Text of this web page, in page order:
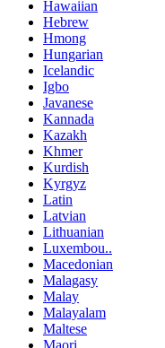
Hawaiian
Hebrew
Hmong
Hungarian
Icelandic
Igbo
Javanese
Kannada
Kazakh
Khmer
Kurdish
Kyrgyz
Latin
Latvian
Lithuanian
Luxembou..
Macedonian
Malagasy
Malay
Malayalam
Maltese
Maori